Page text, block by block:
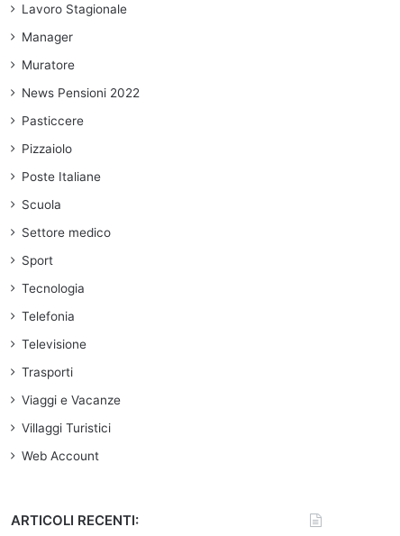
Lavoro Stagionale
Manager
Muratore
News Pensioni 2022
Pasticcere
Pizzaiolo
Poste Italiane
Scuola
Settore medico
Sport
Tecnologia
Telefonia
Televisione
Trasporti
Viaggi e Vacanze
Villaggi Turistici
Web Account
ARTICOLI RECENTI: